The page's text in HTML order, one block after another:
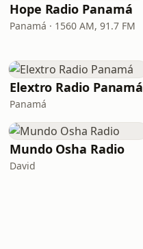
Hope Radio Panamá
Panamá · 1560 AM, 91.7 FM
Elextro Radio Panamá
Panamá
Mundo Osha Radio
David